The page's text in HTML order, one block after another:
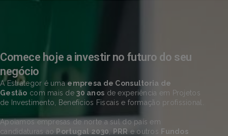
Comece hoje a investir no futuro do seu
negócio
A Estrategor é uma empresa de Consultoria de
Gestão com mais de30 anos de experiência em Projetos
de Investimento, Benefícios Fiscais e formação profissional.
Apoiamos empresas de norte a sul do país em
candidaturas ao Portugal 2030 PRR e outros Fundos